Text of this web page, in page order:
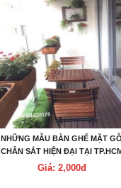
NHỮNG MẪU BÀN GHẾ MẶT
CHÂN SẮT HIỆN ĐẠI TẠI
Giá: 2,000đ